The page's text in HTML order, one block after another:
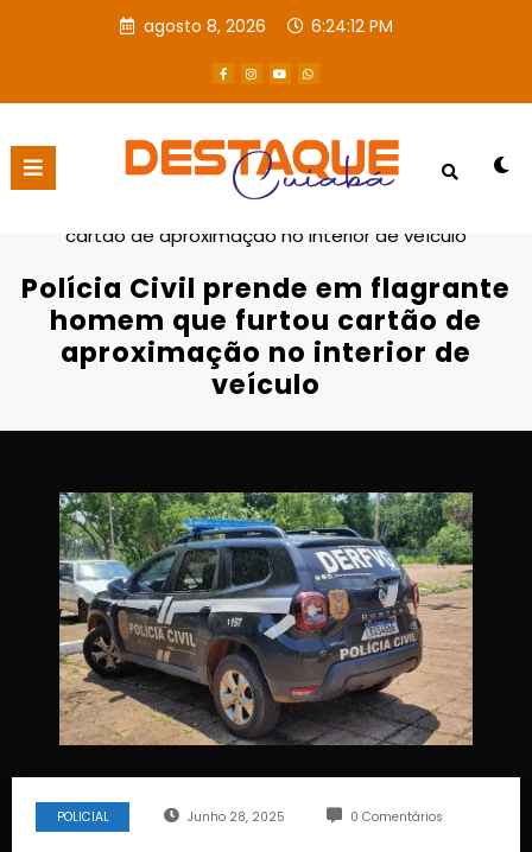
agosto 8, 2026 6:24:13 PM
Página inicial
POLICIAL
cartão de aproximação no interior de veículo
Polícia Civil prende em flagrante
homem que furtou cartão de
aproximação no interior de
veículo
POLICIAL Junho 28, 2025 0 Comentários